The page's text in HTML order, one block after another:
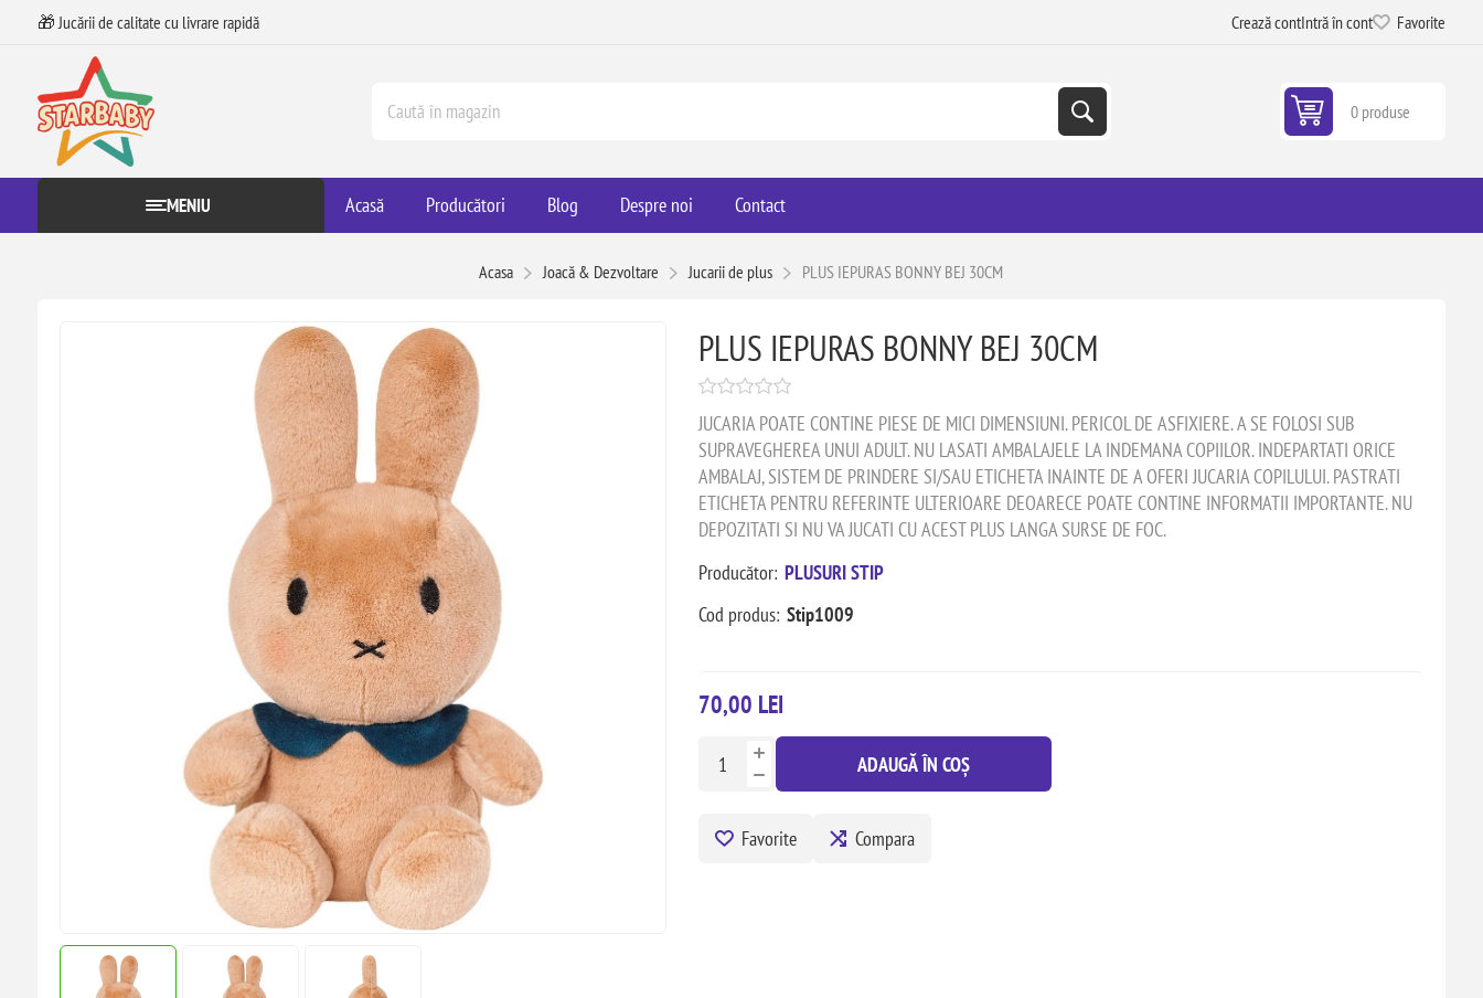
🎁 Jucării de calitate cu livrare rapidă Crează contIntră în cont Favorite
0 produse
MENIU Acasă Producători Blog Despre noi Contact
Acasa Joacă & Dezvoltare Jucarii de plus PLUS IEPURAS BONNY BEJ 30CM
PLUS IEPURAS BONNY BEJ 30CM
JUCARIA POATE CONTINE PIESE DE MICI DIMENSIUNI. PERICOL DE ASFIXIERE. A SE FOLOSI SUB
SUPRAVEGHEREA UNUI ADULT. NU LASATI AMBALAJELE LA INDEMANA COPIILOR. INDEPARTATI ORICE
AMBALAJ, SISTEM DE PRINDERE SI/SAU ETICHETA INAINTE DE A OFERI JUCARIA COPILULUI. PASTRATI
ETICHETA PENTRU REFERINTE ULTERIOARE DEOARECE POATE CONTINE INFORMATII IMPORTANTE. NU
DEPOZITATI SI NU VA JUCATI CU ACEST PLUS LANGA SURSE DE FOC.
Producător: PLUSURI STIP
Cod produs: Stip1009
70,00 LEI
ADAUGĂ ÎN COȘ
Favorite Compara